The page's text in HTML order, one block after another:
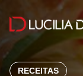
RECEITAS